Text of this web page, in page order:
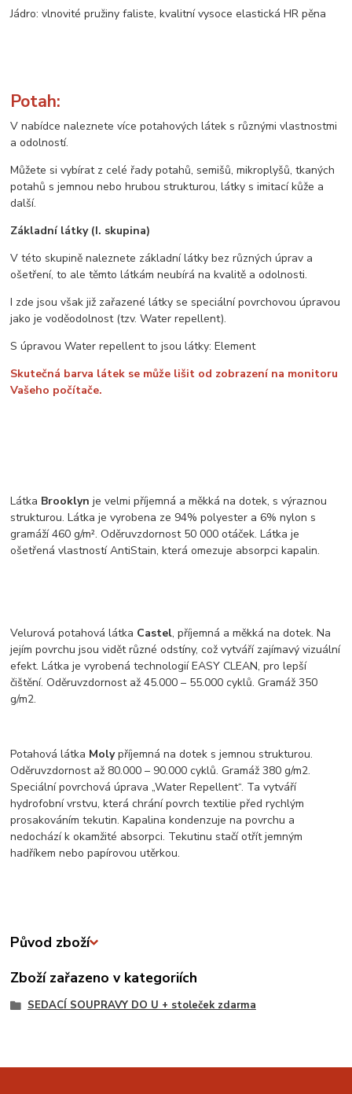
Jádro: vlnovité pružiny faliste, kvalitní vysoce elastická HR pěna
Potah:
V nabídce naleznete více potahových látek s různými vlastnostmi
a odolností.
Můžete si vybírat z celé řady potahů, semišů, mikroplyšů, tkaných
potahů s jemnou nebo hrubou strukturou, látky s imitací kůže a
další.
Základní látky (I. skupina)
V této skupině naleznete základní látky bez různých úprav a
ošetření, to ale těmto látkám neubírá na kvalitě a odolnosti.
I zde jsou však již zařazené látky se speciální povrchovou úpravou
jako je voděodolnost (tzv. Water repellent).
S úpravou Water repellent to jsou látky: Element
Skutečná barva látek se může lišit od zobrazení na monitoru
Vašeho počítače.
Látka Brooklyn je velmi příjemná a měkká na dotek, s výraznou
strukturou. Látka je vyrobena ze 94% polyester a 6% nylon s
gramáží 460 g/m². Oděruvzdornost 50 000 otáček. Látka je
ošetřená vlastností AntiStain, která omezuje absorpci kapalin.
Velurová potahová látka Castel, příjemná a měkká na dotek. Na
jejím povrchu jsou vidět různé odstíny, což vytváří zajímavý vizuální
efekt. Látka je vyrobená technologií EASY CLEAN, pro lepší
čištění. Oděruvzdornost až 45.000 – 55.000 cyklů. Gramáž 350
g/m2.
Potahová látka Molypříjemná na dotek s jemnou strukturou.
Oděruvzdornost až 80.000 – 90.000 cyklů. Gramáž 380 g/m2.
Speciální povrchová úprava „Water Repellent“. Ta vytváří
hydrofobní vrstvu, která chrání povrch textilie před rychlým
prosakováním tekutin. Kapalina kondenzuje na povrchu a
nedochází k okamžité absorpci. Tekutinu stačí otřít jemným
hadříkem nebo papírovou utěrkou.
Původ zboží
Zboží zařazeno v kategoriích
SEDACÍ SOUPRAVY DO U + stoleček zdarma